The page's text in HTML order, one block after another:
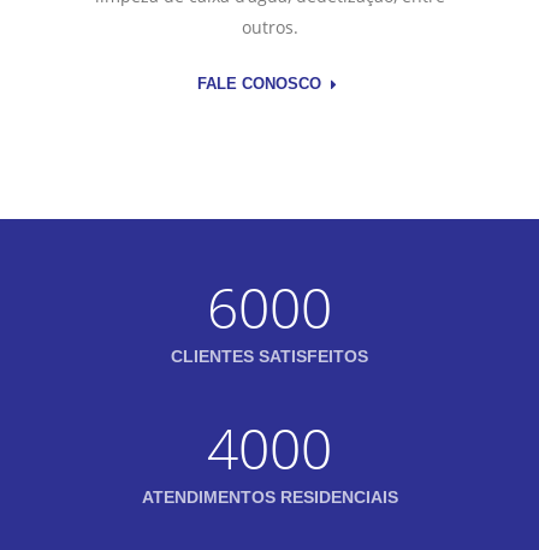
outros.
FALE CONOSCO
6000
CLIENTES SATISFEITOS
4000
ATENDIMENTOS RESIDENCIAIS